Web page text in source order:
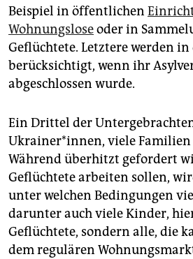
Beispiel in öffentlichen
Wohnungsloseoder in
Geflüchtete. Letztere werden
berücksichtigt, wenn ihr
abgeschlossen wurde.
Ein Drittel der
Ukrainer*innen, viele
Während überhitzt gefordert
Geflüchtete arbeiten sollen,
unter welchen Bedingungen
darunter auch viele Kinder,
Geflüchtete, sondern alle, die
dem regulären